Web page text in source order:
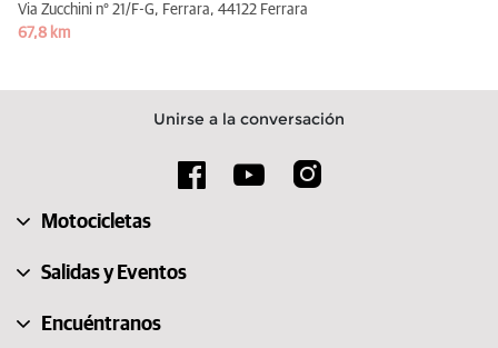
Via Zucchini n° 21/F-G, Ferrara, 44122 Ferrara
67,8 km
Unirse a la conversación
Motocicletas
Salidas y Eventos
Encuéntranos